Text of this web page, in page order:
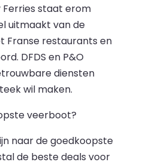
staat erom
uitmaakt van de
Franse restaurants en
DFDS en P&O
diensten
wil maken.
veerboot?
naar de goedkoopste
de beste deals voor